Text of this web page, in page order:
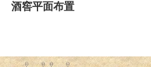
酒窖平面布置